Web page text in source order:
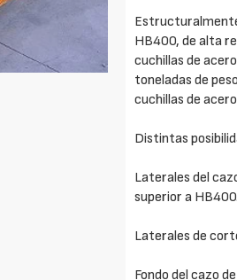
HB400, de alta
cuchillas de
toneladas de
cuchillas de
Distintas
Laterales del
superior a HB400.
Laterales de
Fondo del cazo